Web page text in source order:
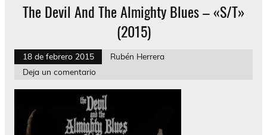
The Devil And The Almighty Blues – «S/T»
(2015)
18 de febrero 2015
Rubén Herrera
Deja un comentario